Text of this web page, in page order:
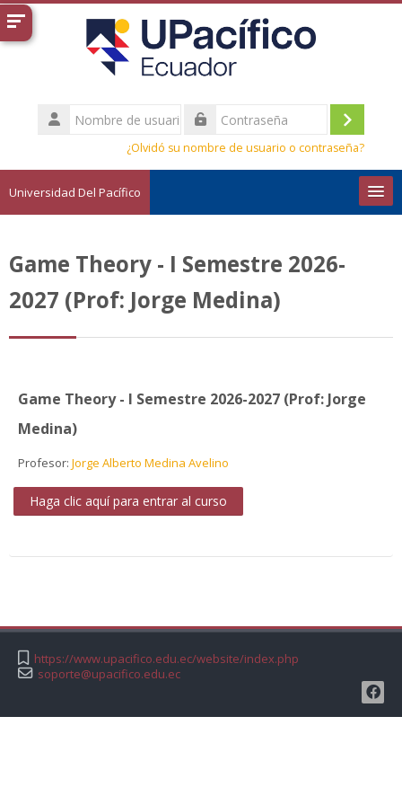
Salta al contenido principal
Nombre
de
Acceder
¿Olvidó su nombre de usuario o contraseña?
Universidad Del Pacífico
Buscar
Game Theory - I Semestre 2026-
2027 (Prof: Jorge Medina)
Game Theory - I Semestre 2026-2027 (Prof: Jorge
Medina)
Profesor: Jorge Alberto Medina Avelino
Haga clic aquí para entrar al curso
https://www.upacifico.edu.ec/website/index.php
soporte@upacifico.edu.ec